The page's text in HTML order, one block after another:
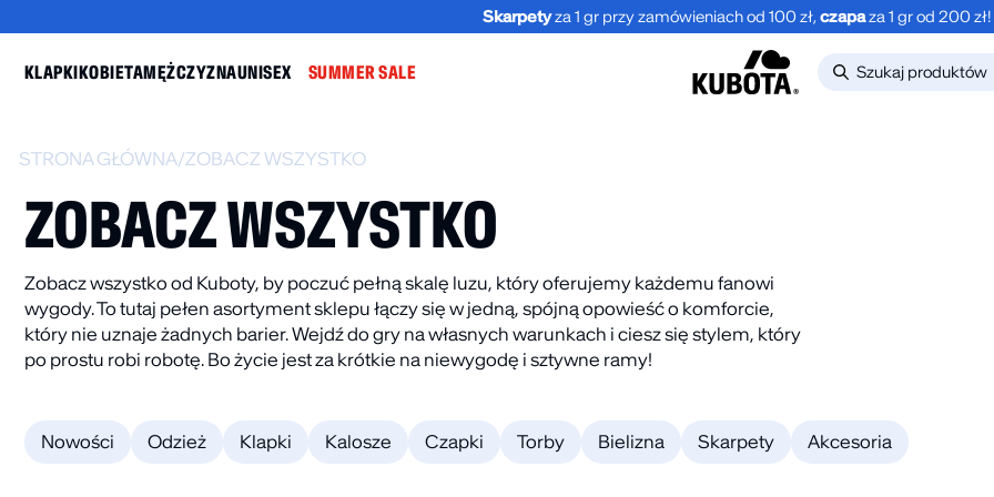
Skarpetyza 1 gr przy zamówieniach od 100 zł,czapaza 1 gr od 200 zł!
KLAPKIKOBIETAMĘŻCZYZNAUNISEX SUMMER SALE
NOWOŚĆ
BOKSERKI MĘSKIE 2-
49.99zł
BESTSELLER DO -30%
KLAPKI PLAIN
BESTSELLER
STRONA GŁÓWNA/ZOBACZ WSZYSTKO
ZOBACZ WSZYSTKO
Zobacz wszystko od Kuboty, by poczuć pełną skalę luzu, który oferujemy każdemu fanowi
wygody. To tutaj pełen asortyment sklepu łączy się w jedną, spójną opowieść o komforcie,
który nie uznaje żadnych barier. Wejdź do gry na własnych warunkach i ciesz się stylem, który
po prostu robi robotę. Bo życie jest za krótkie na niewygodę i sztywne ramy!
Nowości Odzież Klapki Kalosze Czapki Torby Bielizna Skarpety Akcesoria